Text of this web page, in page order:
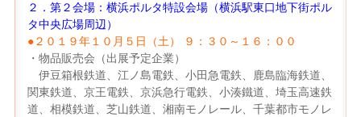
２．第２会場：横浜ポルタ特設会場（横浜駅東口地下街ポル
タ中央広場周辺）
●２０１９年１０月５日（土） ９：３０～１６：００
・物品販売会（出展予定企業）
伊豆箱根鉄道、江ノ島電鉄、小田急電鉄、鹿島臨海鉄道、
関東鉄道、京王電鉄、京浜急行電鉄、小湊鐵道、埼玉高速鉄
道、相模鉄道、芝山鉄道、湘南モノレール、千葉都市モノレ